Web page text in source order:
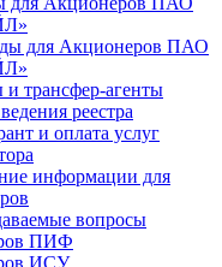
для Акционеров ПАО
трансфер-агенты
реестра
и оплата услуг
информации для
вопросы
ПИФ
ИСУ